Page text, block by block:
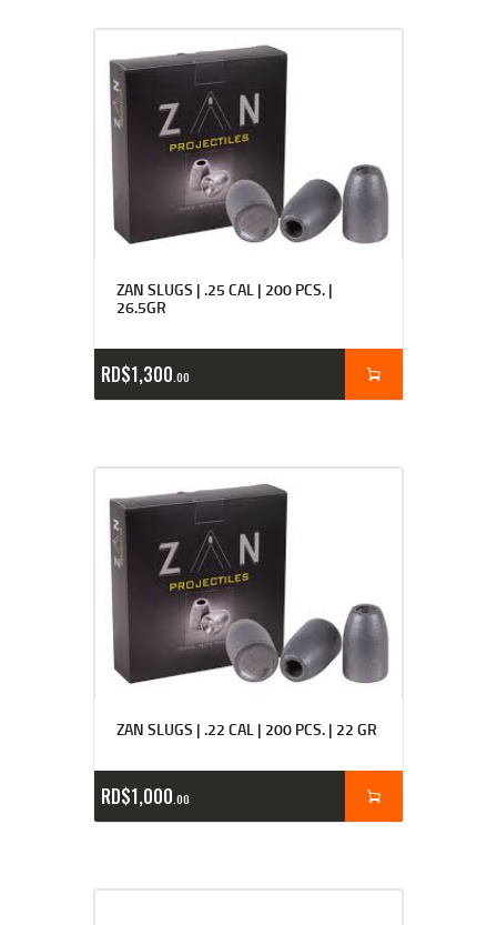
ZAN SLUGS | .25 CAL | 200 PCS. |
26.5GR
RD$1,300 00
ZAN SLUGS | .22 CAL | 200 PCS. | 22 GR
RD$1,000 00